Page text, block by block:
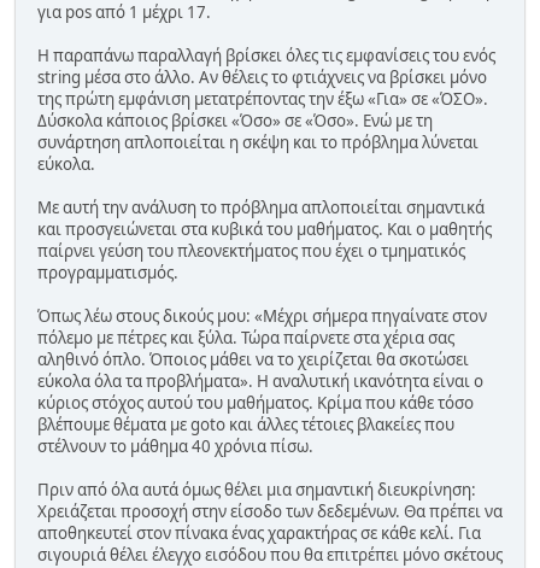
για pos από 1 μέχρι 17.
Η παραπάνω παραλλαγή βρίσκει όλες τις εμφανίσεις του ενός
string μέσα στο άλλο. Αν θέλεις το φτιάχνεις να βρίσκει μόνο
της πρώτη εμφάνιση μετατρέποντας την έξω «Για» σε «ΌΣΟ».
Δύσκολα κάποιος βρίσκει «Όσο» σε «Όσο». Ενώ με τη
συνάρτηση απλοποιείται η σκέψη και το πρόβλημα λύνεται
εύκολα.
Με αυτή την ανάλυση το πρόβλημα απλοποιείται σημαντικά
και προσγειώνεται στα κυβικά του μαθήματος. Και ο μαθητής
παίρνει γεύση του πλεονεκτήματος που έχει ο τμηματικός
προγραμματισμός.
Όπως λέω στους δικούς μου: «Μέχρι σήμερα πηγαίνατε στον
πόλεμο με πέτρες και ξύλα. Τώρα παίρνετε στα χέρια σας
αληθινό όπλο. Όποιος μάθει να το χειρίζεται θα σκοτώσει
εύκολα όλα τα προβλήματα». Η αναλυτική ικανότητα είναι ο
κύριος στόχος αυτού του μαθήματος. Κρίμα που κάθε τόσο
βλέπουμε θέματα με goto και άλλες τέτοιες βλακείες που
στέλνουν το μάθημα 40 χρόνια πίσω.
Πριν από όλα αυτά όμως θέλει μια σημαντική διευκρίνηση:
Χρειάζεται προσοχή στην είσοδο των δεδεμένων. Θα πρέπει να
αποθηκευτεί στον πίνακα ένας χαρακτήρας σε κάθε κελί. Για
σιγουριά θέλει έλεγχο εισόδου που θα επιτρέπει μόνο σκέτους